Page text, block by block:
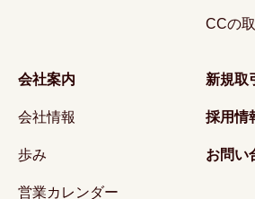
CCの
会社案内
会社情報
歩み
営業カレンダー
新規取
採用情
お問い